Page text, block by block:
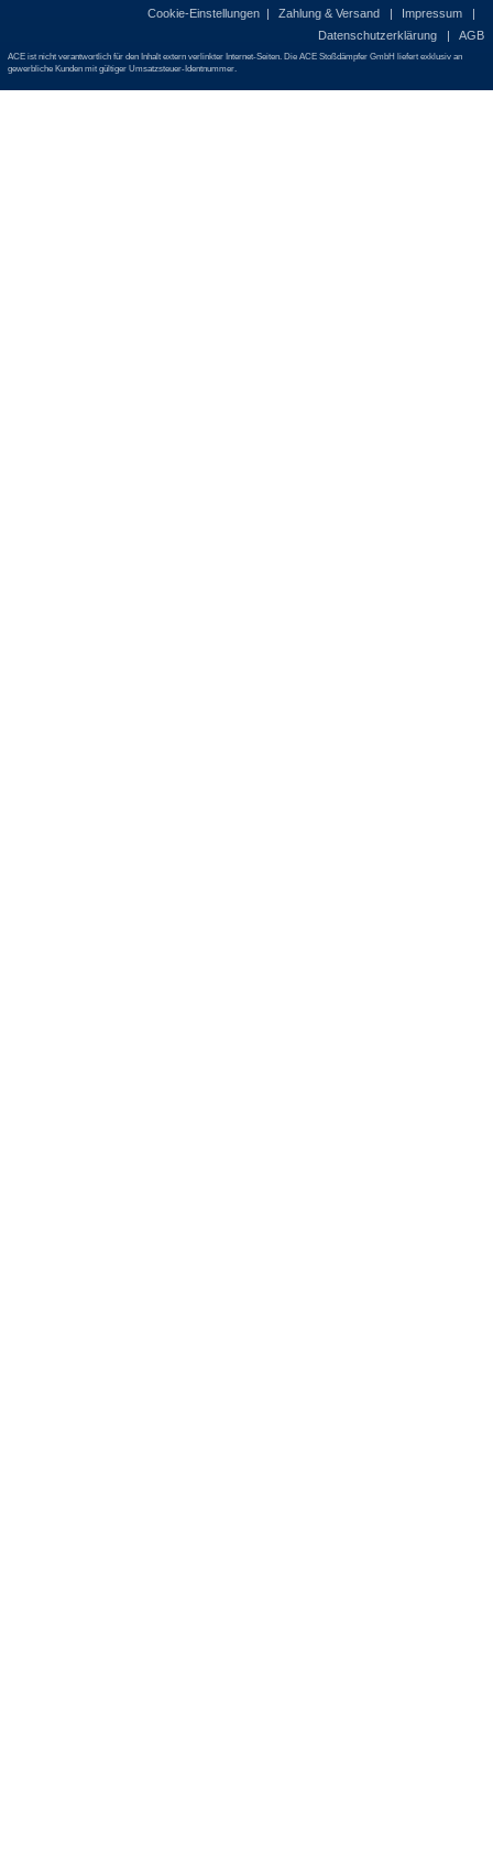
Cookie-Einstellungen Zahlung & Versand
Impressum
Datenschutzerklärung
AGB
ACE ist nicht verantwortlich für den Inhalt extern verlinkter Internet-Seiten. Die ACE Stoßdämpfer GmbH liefert exklusiv an
gewerbliche Kunden mit gültiger Umsatzsteuer-Identnummer.